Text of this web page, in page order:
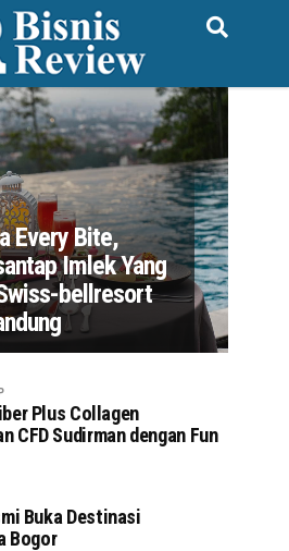
Every Bite,
Imlek Yang
bellresort
Plus Collagen
CFD Sudirman dengan Fun
Buka Destinasi
Bogor